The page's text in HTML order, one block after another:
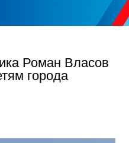
Роман Власов
города